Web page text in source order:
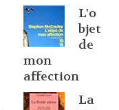
L'o
bjet
de
mon
affection
La